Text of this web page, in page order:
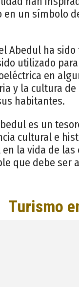
un símbolo
Abedul ha
utilizado
en
y la cultura
habitantes.
es un
cultural e
la vida de
que debe ser